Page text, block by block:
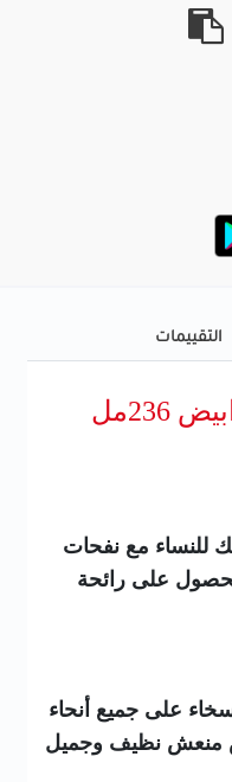
التقييمات
فانتيسي معطر مسك ابيض 236مل
مع نفحات
على رائحة
على جميع أنحاء
منعش نظيف وجميل